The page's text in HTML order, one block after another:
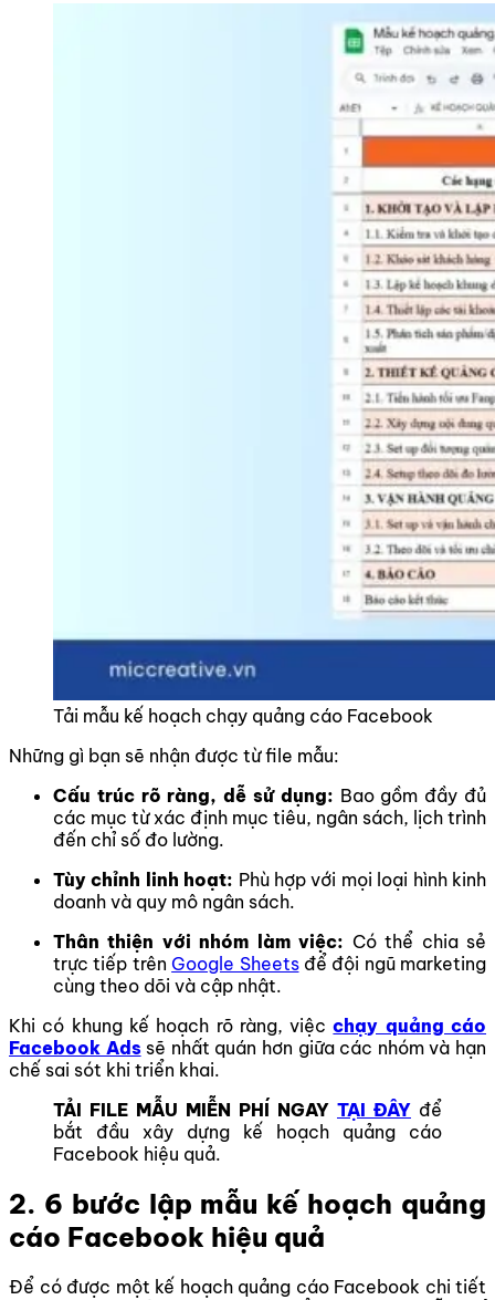
Tải mẫu kế hoạch chạy quảng cáo Facebook
Những gì bạn sẽ nhận được từ file mẫu:
Cấu trúc rõ ràng, dễ sử dụng: Bao gồm đầy đủ
các mục từ xác định mục tiêu, ngân sách, lịch trình
đến chỉ số đo lường.
Tùy chỉnh linh hoạt: Phù hợp với mọi loại hình kinh
doanh và quy mô ngân sách.
Thân thiện với nhóm làm việc: Có thể chia sẻ
trực tiếp trên Google Sheetsđể đội ngũ marketing
cùng theo dõi và cập nhật.
Khi có khung kế hoạch rõ ràng, việcchạy quảng cáo
Facebook Ads sẽ nhất quán hơn giữa các nhóm và hạn
chế sai sót khi triển khai.
TẢI FILE MẪU MIỄN PHÍ NGAY TẠI ĐÂY để
bắt đầu xây dựng kế hoạch quảng cáo
Facebook hiệu quả.
2. 6 bước lập mẫu kế hoạch quảng
cáo Facebook hiệu quả
Để có được một kế hoạch quảng cáo Facebook chi tiết